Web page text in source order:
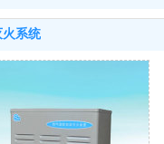
系统